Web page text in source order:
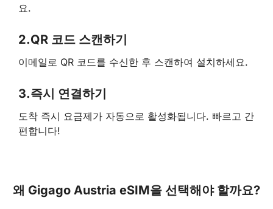
요.
2.QR 코드 스캔하기
이메일로 QR 코드를 수신한 후 스캔하여 설치하세요.
3.즉시 연결하기
도착 즉시 요금제가 자동으로 활성화됩니다. 빠르고 간
편합니다!
왜 Gigago Austria eSIM을 선택해야 할까요?